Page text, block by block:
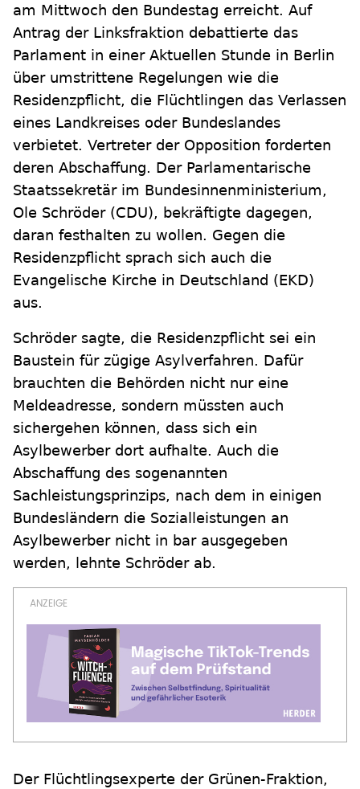
am Mittwoch den Bundestag erreicht. Auf
Antrag der Linksfraktion debattierte das
Parlament in einer Aktuellen Stunde in Berlin
über umstrittene Regelungen wie die
Residenzpflicht, die Flüchtlingen das Verlassen
eines Landkreises oder Bundeslandes
verbietet. Vertreter der Opposition forderten
deren Abschaffung. Der Parlamentarische
Staatssekretär im Bundesinnenministerium,
Ole Schröder (CDU), bekräftigte dagegen,
daran festhalten zu wollen. Gegen die
Residenzpflicht sprach sich auch die
Evangelische Kirche in Deutschland (EKD)
aus.
Schröder sagte, die Residenzpflicht sei ein
Baustein für zügige Asylverfahren. Dafür
brauchten die Behörden nicht nur eine
Meldeadresse, sondern müssten auch
sichergehen können, dass sich ein
Asylbewerber dort aufhalte. Auch die
Abschaffung des sogenannten
Sachleistungsprinzips, nach dem in einigen
Bundesländern die Sozialleistungen an
Asylbewerber nicht in bar ausgegeben
werden, lehnte Schröder ab.
Der Flüchtlingsexperte der Grünen-Fraktion,